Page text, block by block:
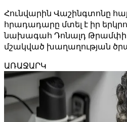
Հունվարին Վաշինգտոնը
հրադադարը մտել է իր
նախագահ Դոնալդ Թրամփի
մշակված խաղաղության
ԱՌԱՋԱՐԿ